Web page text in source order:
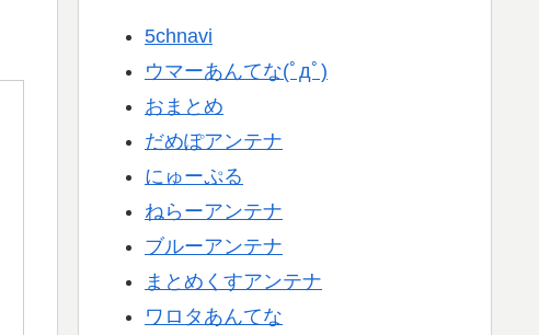
5chnavi
ウマーあんてな(ﾟдﾟ)
おまとめ
だめぽアンテナ
にゅーぷる
ねらーアンテナ
ブルーアンテナ
まとめくすアンテナ
ワロタあんてな